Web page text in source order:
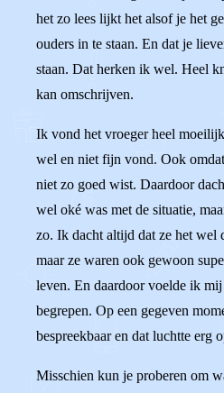
het zo lees lijkt het alsof je het
ouders in te staan. En dat je
staan. Dat herken ik wel. Heel
kan omschrijven.
Ik vond het vroeger heel
wel en niet fijn vond. Ook
niet zo goed wist. Daardoor
wel oké was met de situatie,
zo. Ik dacht altijd dat ze het wel
maar ze waren ook gewoon
leven. En daardoor voelde ik
begrepen. Op een gegeven
bespreekbaar en dat luchtte erg
Misschien kun je proberen om